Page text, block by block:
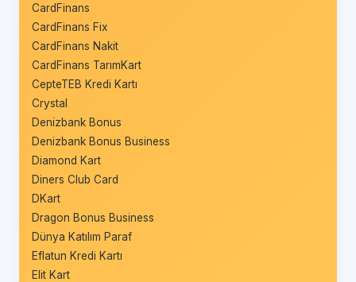
CardFinans
CardFinans Fix
CardFinans Nakit
CardFinans TarımKart
CepteTEB Kredi Kartı
Crystal
Denizbank Bonus
Denizbank Bonus Business
Diamond Kart
Diners Club Card
DKart
Dragon Bonus Business
Dünya Katılım Paraf
Eflatun Kredi Kartı
Elit Kart